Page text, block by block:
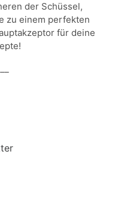
der Schüssel,
zu einem perfekten
für deine